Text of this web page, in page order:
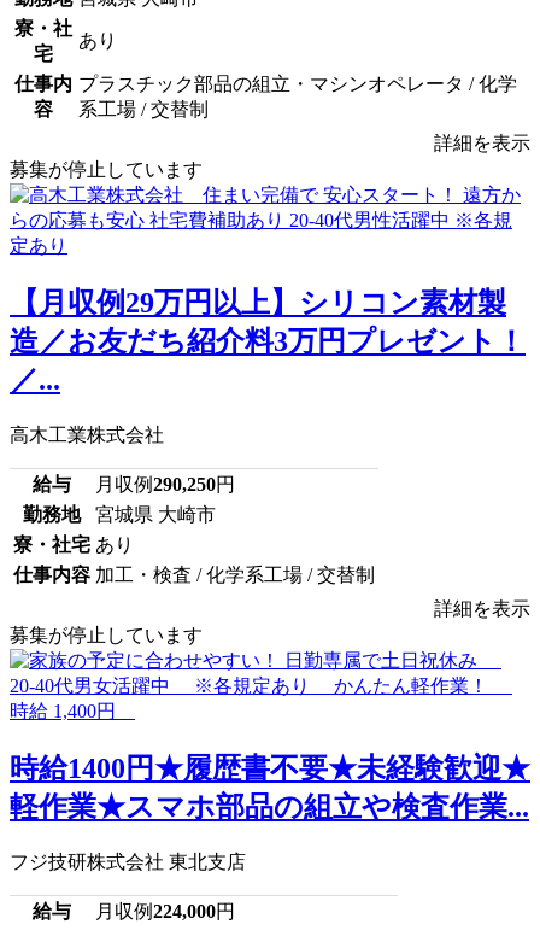
寮・社
宅
あり
仕事内
容
プラスチック部品の組立・マシンオペレータ / 化学
系工場 / 交替制
詳細を表示
募集が停止しています
【月収例29万円以上】シリコン素材製
造／お友だち紹介料3万円プレゼント！
／...
高木工業株式会社
給与 月収例290,250円
勤務地
宮城県 大崎市
寮・社宅 あり
仕事内容 加工・検査 / 化学系工場 / 交替制
詳細を表示
募集が停止しています
時給1400円★履歴書不要★未経験歓迎★
軽作業★スマホ部品の組立や検査作業...
フジ技研株式会社 東北支店
給与 月収例224,000円